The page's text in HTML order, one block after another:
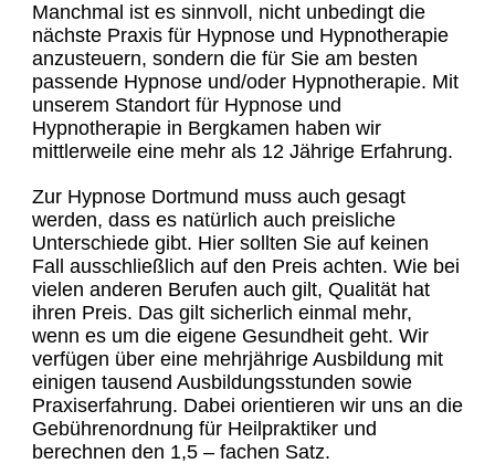
Manchmal ist es sinnvoll, nicht unbedingt die
nächste Praxis für Hypnose und Hypnotherapie
anzusteuern, sondern die für Sie am besten
passende Hypnose und/oder Hypnotherapie. Mit
unserem Standort für Hypnose und
Hypnotherapie in Bergkamen haben wir
mittlerweile eine mehr als 12 Jährige Erfahrung.
Zur Hypnose Dortmund muss auch gesagt
werden, dass es natürlich auch preisliche
Unterschiede gibt. Hier sollten Sie auf keinen
Fall ausschließlich auf den Preis achten. Wie bei
vielen anderen Berufen auch gilt, Qualität hat
ihren Preis. Das gilt sicherlich einmal mehr,
wenn es um die eigene Gesundheit geht. Wir
verfügen über eine mehrjährige Ausbildung mit
einigen tausend Ausbildungsstunden sowie
Praxiserfahrung. Dabei orientieren wir uns an die
Gebührenordnung für Heilpraktiker und
berechnen den 1,5 – fachen Satz.